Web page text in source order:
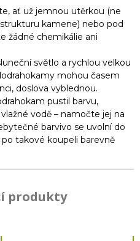
ať už jemnou utěrkou (ne
kamene) nebo pod
žádné chemikálie ani
světlo a rychlou velkou
mohou časem
doslova vyblednou.
pustil barvu,
vodě – namočte jej na
barvivo se uvolní do
takové koupeli barevně
produkty